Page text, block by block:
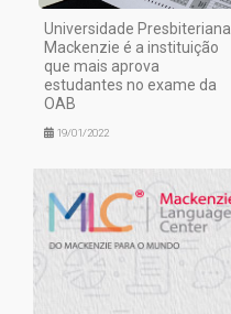
Universidade Presbiteriana
Mackenzie é a instituição
que mais aprova
estudantes no exame da
OAB
19/01/2022